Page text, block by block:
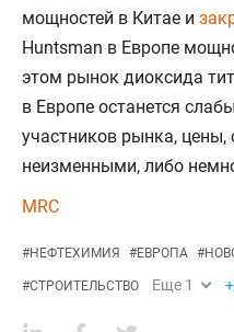
мощностей в Китае и
Huntsman в Европе
этом рынок диоксида
в Европе останется
участников рынка, цены,
неизменными, либо
MRC
#НЕФТЕХИМИЯ #ЕВРОПА #
#СТРОИТЕЛЬСТВО Еще 1